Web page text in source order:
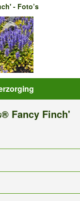
- Foto’s
Fancy Finch'